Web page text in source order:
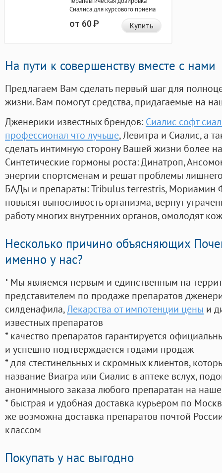
Сиалиса для курсового приема
от 60Р Купить
На пути к совершенству вместе с нами
Предлагаем Вам сделать первый шаг для
жизни. Вам помогут средства, придагаемые на
Дженерики известных брендов: Сиалис софт
профессионал что лучьше, Левитра и Сиалис, а
сделать интимную сторону Вашей жизни более
Синтетические гормоны роста: Динатроп,
энергии спортсменам и решат проблемы
БАДы и препараты:Tribulus terrestris, Мориамин
повысят выносливость организма, вернут
работу многих внутренних органов, омолодят
Несколько причино объясняющих
именно у нас?
* Мы являемся первым и единственным на
представителем по продаже препаратов
силденафила,Лекарства от импотенции цены и
известных препаратов
* качество препаратов гарантируется
и успешно подтверждается годами продаж
* для стестинельных и скромных клиентов,
название Виагра или Сиалис в аптеке вслух,
анонимныого заказа любого препаратан на
* быстрая и удобная доставка курьером по
же возможна доставка препаратов почтой
классом
Покупать у нас выгодно